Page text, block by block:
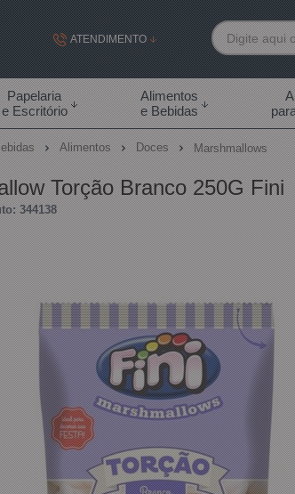
ATENDIMENTO
(19) 99855-7892
(19) 99855-7892
contato@welban.com.br
Segunda à sexta - 08:30h às 18:00h
09:00h às 14:00h
Papelaria
e Escritório
Alimentos
e Bebidas
Alimentos Doces Marshmallows
Torção Branco 250G Fini
344138